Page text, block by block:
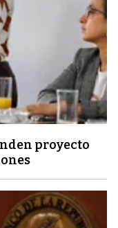
proyecto